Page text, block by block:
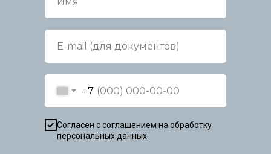
+7
Согласен с соглашением на обработку
персональных данных